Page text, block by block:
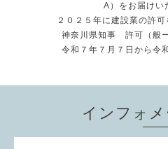
A）をお届けい
２０２５年に建設業の許可
神奈川県知事 許可（般
令和７年７月７日から令
インフォ